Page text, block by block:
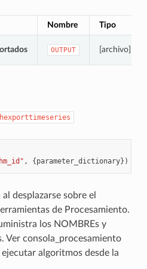
Nombre Tipo
OUTPUT [archivo]
, {parameter_dictionary})
desplazarse sobre el
de Procesamiento.
los NOMBREs y
Ver consola_procesamiento
algoritmos desde la